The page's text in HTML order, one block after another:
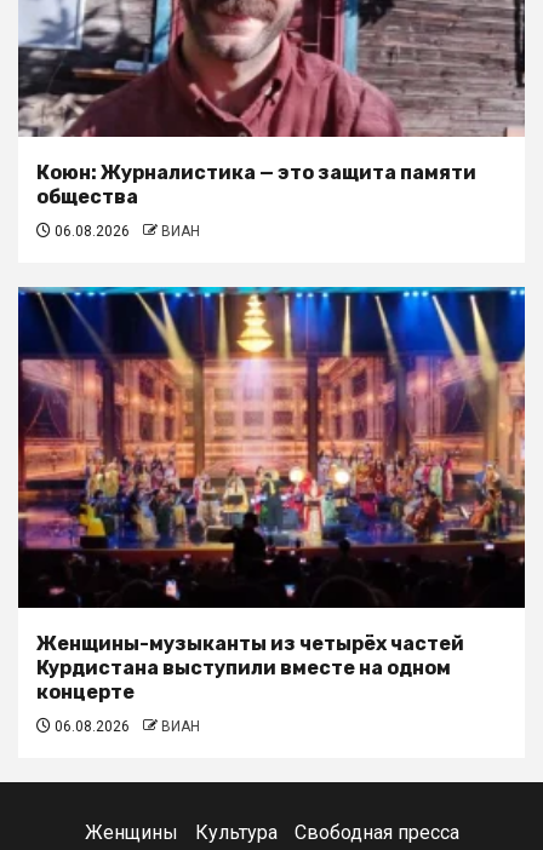
Коюн: Журналистика — это защита памяти
общества
06.08.2026 ВИАН
Женщины-музыканты из четырёх частей
Курдистана выступили вместе на одном
концерте
06.08.2026 ВИАН
Женщины Культура Свободная пресса